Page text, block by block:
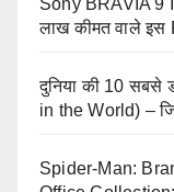
लाख कीमत वाले इस
दुनिया की 10 सबसे
in the World) –
Spider-Man: